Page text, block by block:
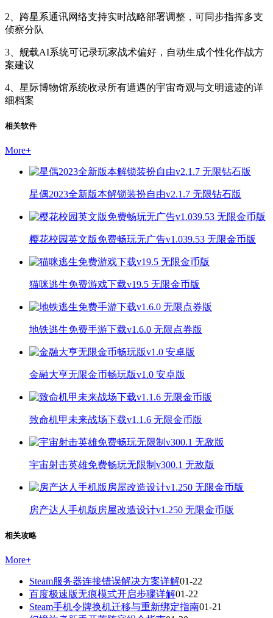
2、跨星系通讯网络支持实时战略部署调整，可同步指挥多支
侦察分队
3、舰载AI系统可记录玩家战术偏好，自动生成个性化作战方
案建议
4、星际博物馆系统收录所有遭遇的宇宙奇观与文明遗迹的详
细档案
相关软件
More+
星偶2023全新版本解锁装扮自由v2.1.7 无限钻石版
樱花校园英文版免费畅玩无广告v1.039.53 无限金币版
猫咪逃生免费游戏下载v19.5 无限金币版
地铁逃生免费手游下载v1.6.0 无限点券版
金融大亨无限金币畅玩版v1.0 安卓版
致命机甲未来战场下载v1.1.6 无限金币版
宇宙射击英雄免费畅玩无限制v300.1 无敌版
房产达人手机版房屋改造设计v1.250 无限金币版
相关攻略
More+
Steam服务器连接错误解决方案详解01-22
百度极速版无痕模式开启步骤详解01-22
Steam手机令牌换机迁移与重新绑定指南01-21